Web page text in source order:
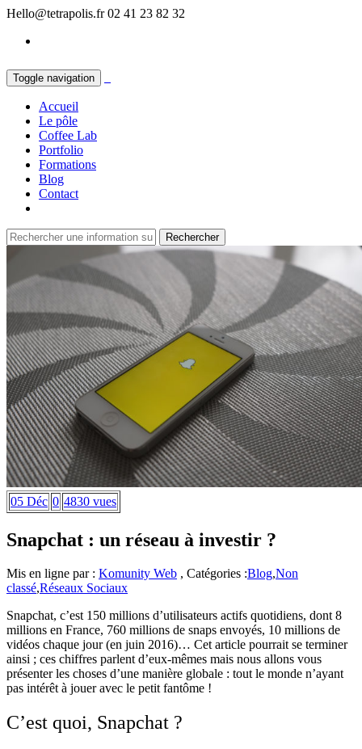
Hello@tetrapolis.fr 02 41 23 82 32
Toggle navigation
Accueil
Le pôle
Coffee Lab
Portfolio
Formations
Blog
Contact
05 Déc 0 4830 vues
Snapchat : un réseau à investir ?
Mis en ligne par : Komunity Web , Catégories :Blog,Non
classé,Réseaux Sociaux
Snapchat, c’est 150 millions d’utilisateurs actifs quotidiens, dont 8
millions en France, 760 millions de snaps envoyés, 10 millions de
vidéos chaque jour (en juin 2016)… Cet article pourrait se terminer
ainsi ; ces chiffres parlent d’eux-mêmes mais nous allons vous
présenter les choses d’une manière globale : tout le monde n’ayant
pas intérêt à jouer avec le petit fantôme !
C’est quoi, Snapchat ?